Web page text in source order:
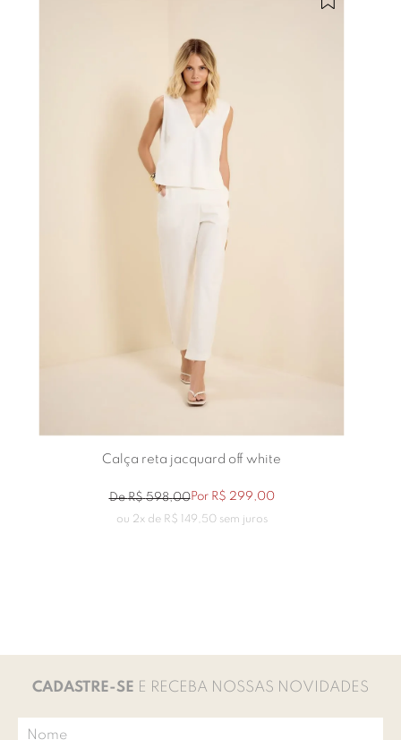
Calça reta jacquard off white
DeR$ 598,00Por R$ 299,00
ou 2x de R$ 149 50sem juros
CADASTRE-SE E RECEBA NOSSAS NOVIDADES